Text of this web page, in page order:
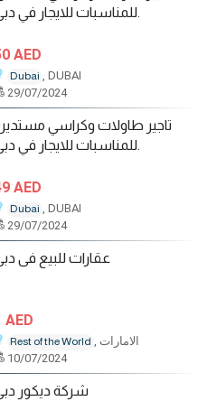
للمناسبات للايجار في دبي.
AED
Dubai , DUBAI
29/07/2024
تاجير طاولات وكراسي
للمناسبات للايجار في دبي.
AED
Dubai , DUBAI
29/07/2024
عقارات للبيع فى
AED
Rest of the World
, الامارات
10/07/2024
شركة ديكور